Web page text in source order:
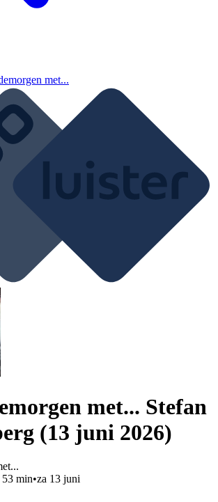
met...
met... Stefan
(13 juni 2026)
53 min•za 13 juni